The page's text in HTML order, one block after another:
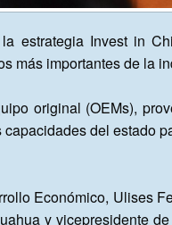
estrategia Invest in
más importantes de la
original (OEMs),
del estado
Económico, Ulises
y vicepresidente